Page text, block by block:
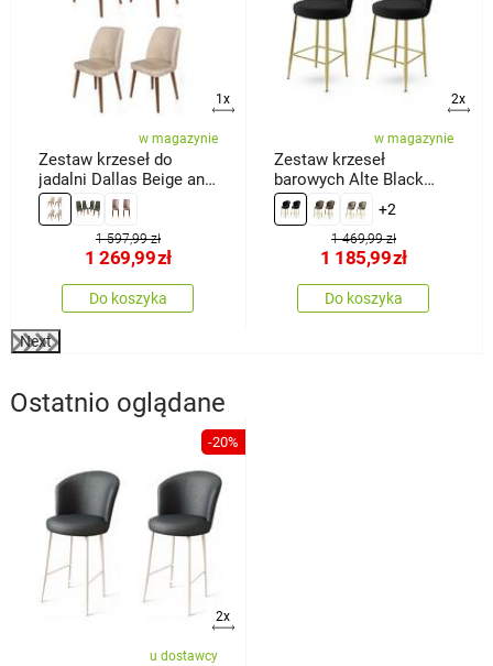
1x
w magazynie
Zestaw krzeseł do
jadalni Dallas Beige and
Brown, 4 szt.
1 597,99 zł
1 269,99zł
Do koszyka
2x
w magazynie
Zestaw krzeseł
barowych Alte Black
and Gold, 2 szt.+2
1 469,99 zł
1 185,99zł
Do koszyka
Next
Ostatnio oglądane
-20%
2x
u dostawcy